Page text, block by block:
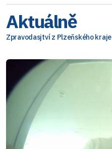
Aktuálně
Zpravodasjtví z Plzeňského kraje